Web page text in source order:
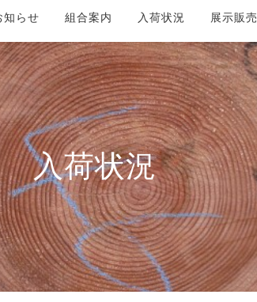
知らせ 組合案内 入荷状況 展示販売
入荷状況